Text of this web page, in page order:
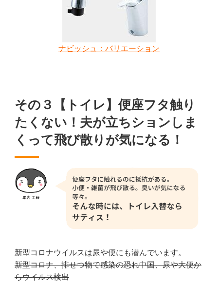
ナビッシュ：バリエーション
その３【トイレ】便座フタ触り
たくない！夫が立ちションしま
くって飛び散りが気になる！
新型コロナウイルスは尿や便にも潜んでいます。
新型コロナ、排せつ物で感染の恐れ中国、尿や大便か
らウイルス検出